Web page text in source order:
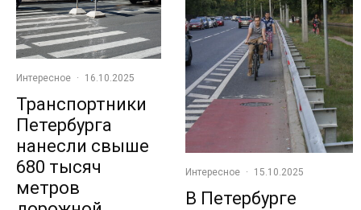
Интересное · 16.10.2025
Транспортники
Петербурга
нанесли свыше
680 тысяч
метров
Интересное · 15.10.2025
В Петербурге